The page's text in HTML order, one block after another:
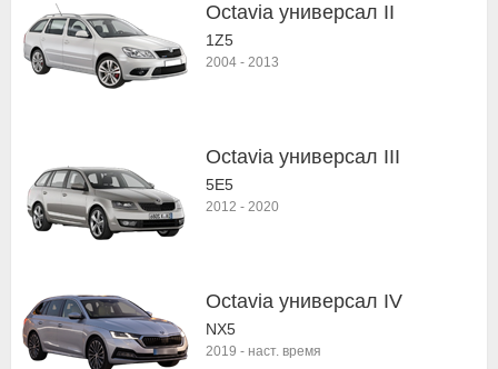
Octavia универсал II
1Z5
2004 - 2013
Octavia универсал III
5E5
2012 - 2020
Octavia универсал IV
NX5
2019 - наст. время